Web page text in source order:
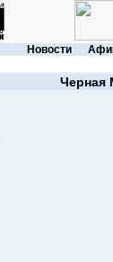
Новости
Черная